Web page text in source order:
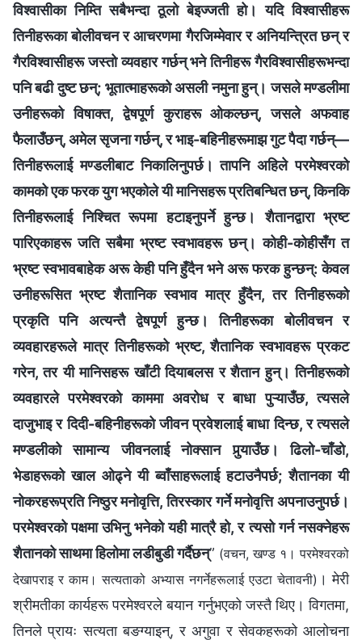
विश्‍वासीका निम्ति सबैभन्दा ठूलो बेइज्जती हो। यदि विश्‍वासीहरू
तिनीहरूका बोलीवचन र आचरणमा गैरजिम्मेवार र अनियन्त्रित छन् र
गैरविश्‍वासीहरू जस्तो व्यवहार गर्छन् भने तिनीहरू गैरविश्‍वासीहरूभन्दा
पनि बढी दुष्ट छन्; भूतात्माहरूको असली नमुना हुन्। जसले मण्डलीमा
उनीहरूको विषाक्त, द्वेषपूर्ण कुराहरू ओकल्छन्, जसले अफवाह
फैलाउँछन्, अमेल सृजना गर्छन्, र भाइ-बहिनीहरूमाझ गुट पैदा गर्छन्—
तिनीहरूलाई मण्डलीबाट निकालिनुपर्छ। तापनि अहिले परमेश्‍वरको
कामको एक फरक युग भएकोले यी मानिसहरू प्रतिबन्धित छन्, किनकि
तिनीहरूलाई निश्चित रूपमा हटाइनुपर्ने हुन्छ। शैतानद्वारा भ्रष्ट
पारिएकाहरू जति सबैमा भ्रष्ट स्वभावहरू छन्। कोही-कोहीसँग त
भ्रष्ट स्वभावबाहेक अरू केही पनि हुँदैन भने अरू फरक हुन्छन्: केवल
उनीहरूसित भ्रष्ट शैतानिक स्वभाव मात्र हुँदैन, तर तिनीहरूको
प्रकृति पनि अत्यन्तै द्वेषपूर्ण हुन्छ। तिनीहरूका बोलीवचन र
व्यवहारहरूले मात्र तिनीहरूको भ्रष्ट, शैतानिक स्वभावहरू प्रकट
गरेन, तर यी मानिसहरू खाँटी दियाबलस र शैतान हुन्। तिनीहरूको
व्यवहारले परमेश्‍वरको काममा अवरोध र बाधा पुऱ्याउँछ, त्यसले
दाजुभाइ र दिदी-बहिनीहरूको जीवन प्रवेशलाई बाधा दिन्छ, र त्यसले
मण्डलीको सामान्य जीवनलाई नोक्सान पुर्‍याउँछ। ढिलो-चाँडो,
भेडाहरूको खाल ओढ्ने यी ब्वाँसाहरूलाई हटाउनैपर्छ; शैतानका यी
नोकरहरूप्रति निष्ठुर मनोवृत्ति, तिरस्कार गर्ने मनोवृत्ति अपनाउनुपर्छ।
परमेश्‍वरको पक्षमा उभिनु भनेको यही मात्रै हो, र त्यसो गर्न नसक्नेहरू
शैतानको साथमा हिलोमा लडीबुडी गर्दैछन्” (वचन, खण्ड १। परमेश्‍वरको
देखापराइ र काम। सत्यताको अभ्यास नगर्नेहरूलाई एउटा चेतावनी) । मेरी
श्रीमतीका कार्यहरू परमेश्‍वरले बयान गर्नुभएको जस्तै थिए। विगतमा,
तिनले प्रायः सत्यता बङग्याइन्, र अगुवा र सेवकहरूको आलोचना